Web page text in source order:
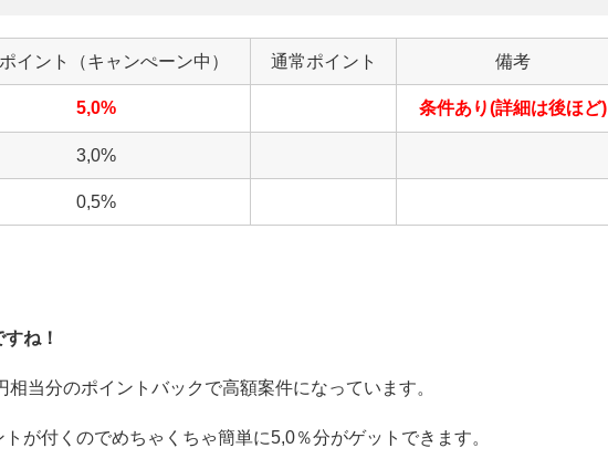
イント（キャンぺーン中） 通常ポイント 備考
5,0% 条件あり(詳細は後ほど)
3,0%
0,5%
ね！
相当分のポイントバックで高額案件になっています。
が付くのでめちゃくちゃ簡単に5,0％分がゲットできます。